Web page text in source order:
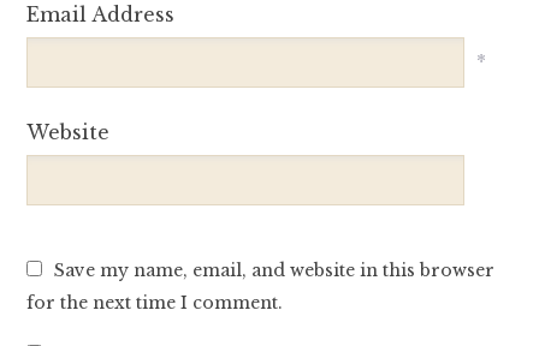
Email Address
*
Website
Save my name, email, and website in this browser
for the next time I comment.